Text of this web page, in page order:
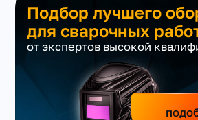
Подбор лучшего
для сварочных
от экспертов высокой